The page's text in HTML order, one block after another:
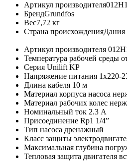
Артикул производителя
БрендGrundfos
Вес7,72 кг
Страна происхожденияДания
Артикул производителя
Температура рабочей среды
Серия Unilift KP
Напряжение питания 1х220-
Длина кабеля 10 м
Материал корпуса насоса
Материал рабочих колес
Номинальный ток 2.3 A
Присоединение Rp1 1/4”
Тип насоса дренажный
Класс защиты
Максимальная глубина
Тепловая защита двигателя